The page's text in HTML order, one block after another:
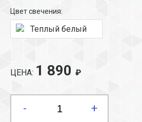
Цвет свечения:
Теплый белый
ЦЕНА: 1 890 ₽
- +